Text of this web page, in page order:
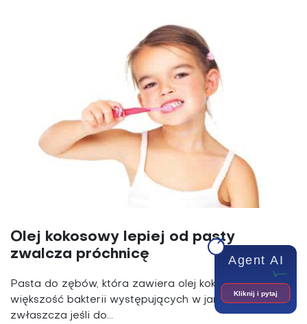
Olej kokosowy lepiej od pasty
zwalcza próchnicę
Pasta do zębów, która zawiera olej kokosowy zabija
większość bakterii występujących w jamie ustnej,
zwłaszcza jeśli do...
Agent AI
Kliknij i pytaj